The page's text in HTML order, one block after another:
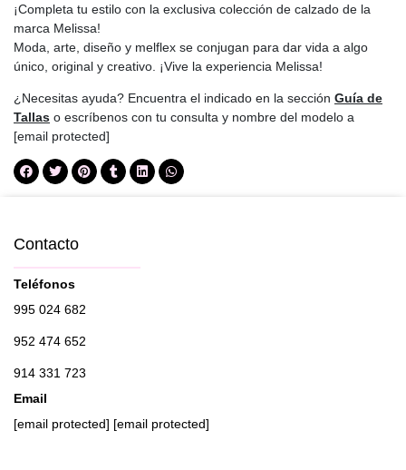
¡Completa tu estilo con la exclusiva colección de calzado de la
marca Melissa!
Moda, arte, diseño y melflex se conjugan para dar vida a algo
único, original y creativo. ¡Vive la experiencia Melissa!
¿Necesitas ayuda? Encuentra el indicado en la sección Guía de
Tallas o escríbenos con tu consulta y nombre del modelo a
[email protected]
Contacto
Teléfonos
995 024 682
952 474 652
914 331 723
Email
[email protected] [email protected]